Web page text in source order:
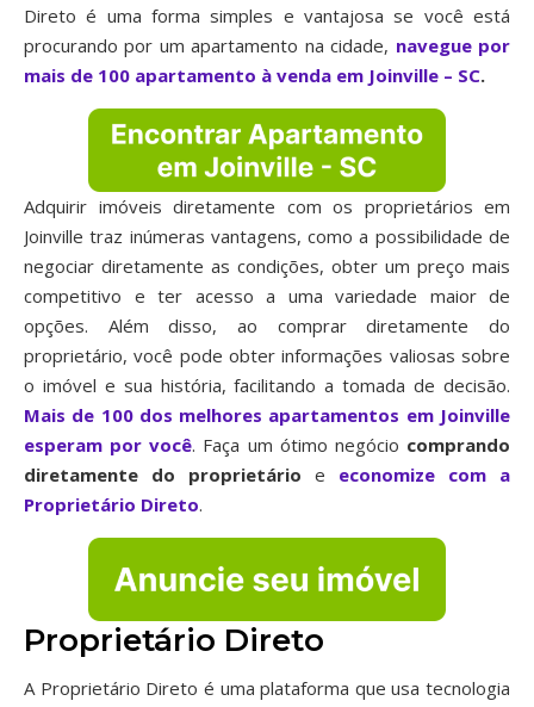
Direto é uma forma simples e vantajosa se você está
procurando por um apartamento na cidade, navegue por
mais de 100 apartamento à venda em Joinville – SC.
Adquirir imóveis diretamente com os proprietários em
Joinville traz inúmeras vantagens, como a possibilidade de
negociar diretamente as condições, obter um preço mais
competitivo e ter acesso a uma variedade maior de
opções. Além disso, ao comprar diretamente do
proprietário, você pode obter informações valiosas sobre
o imóvel e sua história, facilitando a tomada de decisão.
Mais de 100 dos melhores apartamentos em Joinville
esperam por você. Faça um ótimo negócio comprando
diretamente do proprietário e economize com a
Proprietário Direto.
Proprietário Direto
A Proprietário Direto é uma plataforma que usa tecnologia